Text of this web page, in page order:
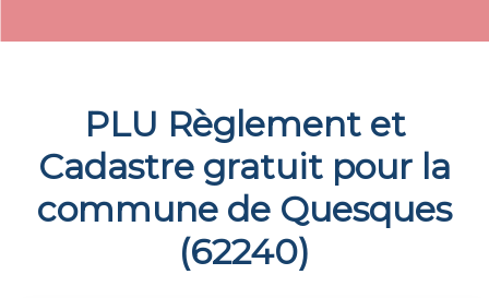
PLU Règlement et
Cadastre gratuit pour la
commune de Quesques
(62240)